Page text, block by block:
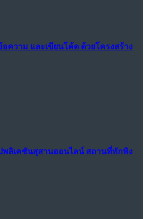
ความ และเขียนโค้ด ด้วยโครงสร้าง
ปพลิเคชันสุสานออนไลน์ สถานที่พักพิง